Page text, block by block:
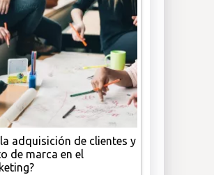
adquisición de clientes y
de marca en el